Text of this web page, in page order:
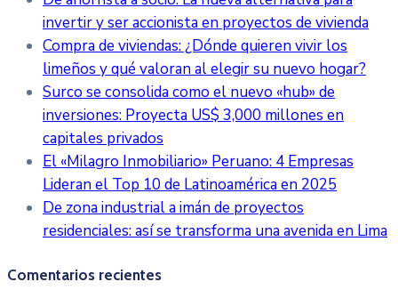
invertir y ser accionista en proyectos de vivienda
Compra de viviendas: ¿Dónde quieren vivir los
limeños y qué valoran al elegir su nuevo hogar?
Surco se consolida como el nuevo «hub» de
inversiones: Proyecta US$ 3,000 millones en
capitales privados
El «Milagro Inmobiliario» Peruano: 4 Empresas
Lideran el Top 10 de Latinoamérica en 2025
De zona industrial a imán de proyectos
residenciales: así se transforma una avenida en Lima
Comentarios recientes